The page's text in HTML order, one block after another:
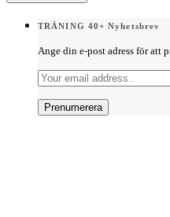
TRÄNING 40+ Nyhetsbrev
Ange din e-post adress för att